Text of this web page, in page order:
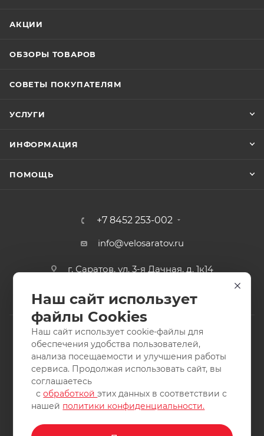
АКЦИИ
ОБЗОРЫ ТОВАРОВ
СОВЕТЫ ПОКУПАТЕЛЯМ
УСЛУГИ
ИНФОРМАЦИЯ
ПОМОЩЬ
+7 8452 253-002
info@velosaratov.ru
г. Саратов, ул. 3-я Дачная, д. 1к14
2011-2026 © интернет-магазин спортивных товаров
ВелоСаратов. Не является публичной офертой. Все права
защищены. Заимствование материалов и фотографий
запрещено.
Наш сайт использует
файлы Cookies
Наш сайт использует cookie-файлы для
обеспечения удобства пользователей,
анализа посещаемости и улучшения работы
сервиса. Продолжая использовать сайт, вы
соглашаетесь
собработкойэтих данных в соответствии с
нашей политики конфиденциальности.